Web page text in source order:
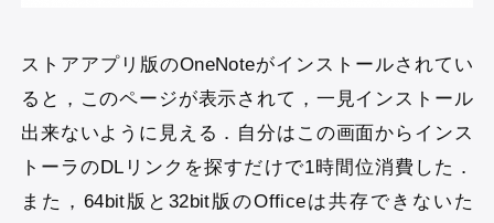
ストアアプリ版のOneNoteがインストールされてい
ると，このページが表示されて，一見インストール
出来ないように見える．自分はこの画面からインス
トーラのDLリンクを探すだけで1時間位消費した．
また，64bit版と32bit版のOfficeは共存できないた